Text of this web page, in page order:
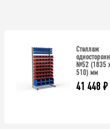
Стеллаж
№52 (1835
510) мм
41 448 ₽